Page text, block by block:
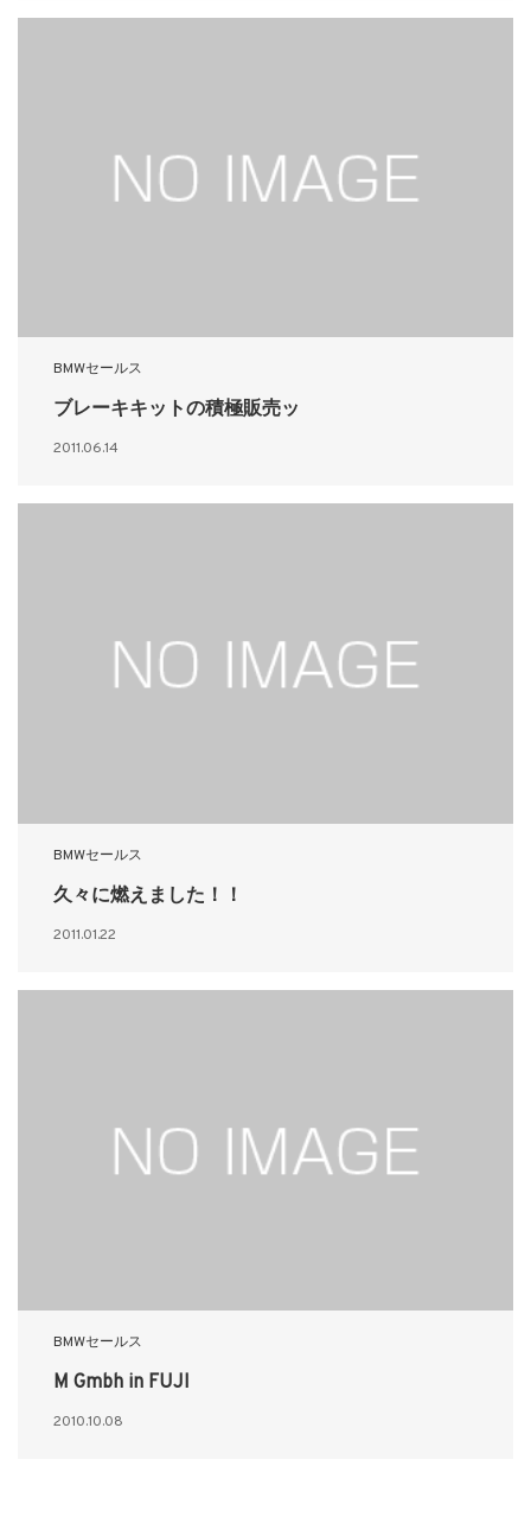
BMWセールス
ブレーキキットの積極販売ッ
2011.06.14
BMWセールス
久々に燃えました！！
2011.01.22
BMWセールス
M Gmbh in FUJI
2010.10.08